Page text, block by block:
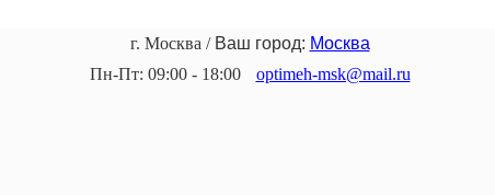
г. Москва / Ваш город: Москва
Пн-Пт: 09:00 - 18:00
optimeh-msk@mail.ru